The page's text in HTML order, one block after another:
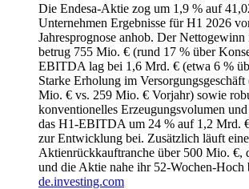
Die Endesa-Aktie zog um 1,9 % auf
Unternehmen Ergebnisse für H1 2026
Jahresprognose anhob. Der
betrug 755 Mio. € (rund 17 % über
EBITDA lag bei 1,6 Mrd. € (etwa 6 %
Starke Erholung im
Mio. € vs. 259 Mio. € Vorjahr) sowie
konventionelles Erzeugungsvolumen
das H1-EBITDA um 24 % auf 1,2 Mrd.
zur Entwicklung bei. Zusätzlich läuft eine
Aktienrückkauftranche über 500 Mio. €,
und die Aktie nahe ihr 52-Wochen-Hoch
de.investing.com